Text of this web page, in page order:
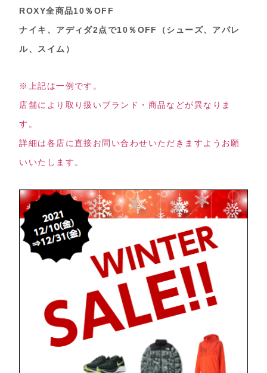
ROXY全商品10％OFF
ナイキ、アディダ2点で10％OFF（シューズ、アパレ
ル、スイム）
※上記は一例です。
店舗により取り扱いブランド・商品などが異なりま
す。
詳細は各店に直接お問い合わせいただきますようお願
いいたします。